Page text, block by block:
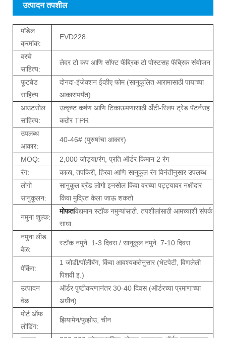
उत्पादन तपशील
मॉडेल
क्रमांक:
EVD228
वरचे
साहित्य:
लेदर टो कप आणि सॉफ्ट फॅब्रिक टो पोस्टसह फॅब्रिक संयोजन
फूटबेड
साहित्य:
दोनदा-इंजेक्शन ईव्हीए फोम (सानुकूलित आरामासाठी पायाच्या
आकारापर्यंत)
आउटसोल
साहित्य:
उत्कृष्ट कर्षण आणि टिकाऊपणासाठी अँटी-स्लिप ट्रेड पॅटर्नसह
कठोर TPR
उपलब्ध
आकार:
40-46# (पुरुषांचा आकार)
MOQ:
2,000 जोड्या/रंग, प्रति ऑर्डर किमान 2 रंग
रंग:
काळा, तपकिरी, हिरवा आणि सानुकूल रंग विनंतीनुसार उपलब्ध
लोगो
सानुकूलन:
सानुकूल ब्रँड लोगो इनसोल किंवा वरच्या पट्ट्यावर नक्षीदार
किंवा मुद्रित केला जाऊ शकतो
नमुना शुल्क:
मोफतविद्यमान स्टॉक नमुन्यांसाठी. तपशीलांसाठी आमच्याशी संपर्क
साधा.
नमुना लीड
वेळ:
स्टॉक नमुने: 1-3 दिवस / सानुकूल नमुने: 7-10 दिवस
पॅकिंग:
1 जोडी/पॉलीबॅग, किंवा आवश्यकतेनुसार (भेटपेटी, विणलेली
पिशवी इ.)
उत्पादन
वेळ:
ऑर्डर पुष्टीकरणानंतर 30-40 दिवस (ऑर्डरच्या प्रमाणाच्या
अधीन)
पोर्ट ऑफ
लोडिंग:
झियामेन/फुझोउ, चीन